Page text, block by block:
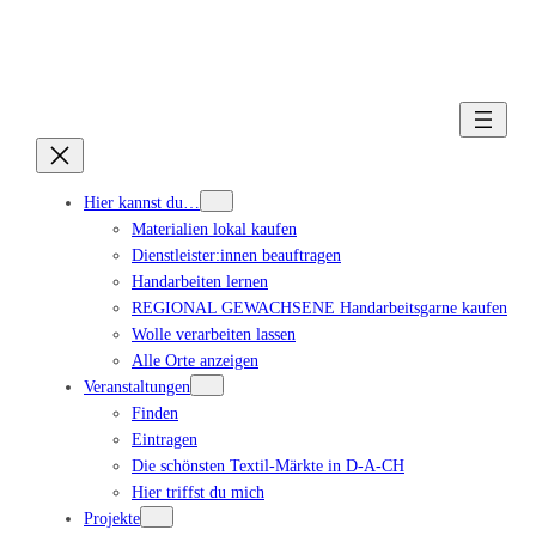
Hier kannst du…
Materialien lokal kaufen
Dienstleister:innen beauftragen
Handarbeiten lernen
REGIONAL GEWACHSENE Handarbeitsgarne kaufen
Wolle verarbeiten lassen
Alle Orte anzeigen
Veranstaltungen
Finden
Eintragen
Die schönsten Textil-Märkte in D-A-CH
Hier triffst du mich
Projekte